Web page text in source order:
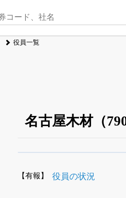
役員一覧
名古屋木材（
無料で
【有報】 役員の状況